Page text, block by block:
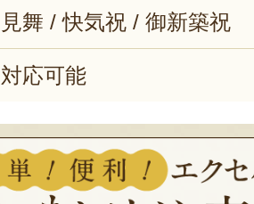
見舞 / 快気祝 / 御新築祝
対応可能